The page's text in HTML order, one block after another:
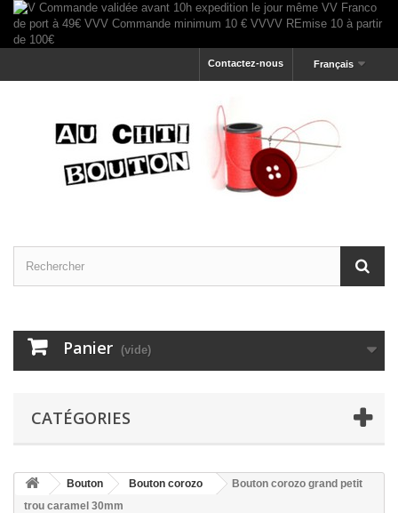
Français
Contactez-nous
Panier (vide)
CATÉGORIES
Bouton Bouton corozo
Bouton corozo grand petit
trou caramel 30mm